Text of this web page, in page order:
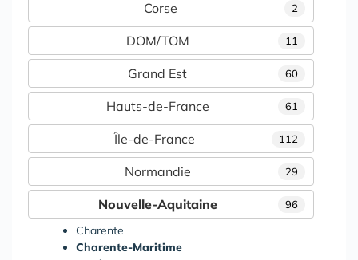
2
Corse
11
DOM/TOM
60
Grand Est
61
Hauts-de-France
112
Île-de-France
29
Normandie
96
Nouvelle-Aquitaine
Charente
Charente-Maritime